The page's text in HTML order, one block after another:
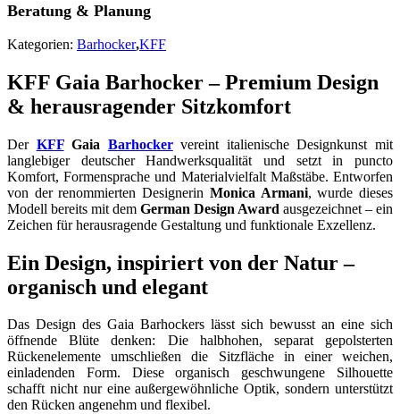
Beratung & Planung
Kategorien: Barhocker,KFF
KFF Gaia Barhocker – Premium Design
& herausragender Sitzkomfort
Der KFFGaia Barhockervereint italienische Designkunst mit
langlebiger deutscher Handwerksqualität und setzt in puncto
Komfort, Formensprache und Materialvielfalt Maßstäbe. Entworfen
von der renommierten Designerin Monica Armani, wurde dieses
Modell bereits mit dem German Design Award ausgezeichnet – ein
Zeichen für herausragende Gestaltung und funktionale Exzellenz.
Ein Design, inspiriert von der Natur –
organisch und elegant
Das Design des Gaia Barhockers lässt sich bewusst an eine sich
öffnende Blüte denken: Die halbhohen, separat gepolsterten
Rückenelemente umschließen die Sitzfläche in einer weichen,
einladenden Form. Diese organisch geschwungene Silhouette
schafft nicht nur eine außergewöhnliche Optik, sondern unterstützt
den Rücken angenehm und flexibel.